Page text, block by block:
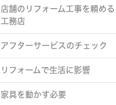
店舗のリフォーム工事を頼める
工務店
アフターサービスのチェック
リフォームで生活に影響
家具を動かす必要